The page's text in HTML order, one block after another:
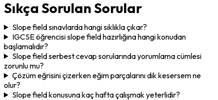
Sıkça Sorulan Sorular
Slope field sınavlarda hangi sıklıkla çıkar?
IGCSE öğrencisi slope field hazırlığına hangi konudan
başlamalıdır?
Slope field serbest cevap sorularında yorumlama cümlesi
zorunlu mu?
Çözüm eğrisini çizerken eğim parçalarını dik kesersem ne
olur?
Slope field konusuna kaç hafta çalışmak yeterlidir?